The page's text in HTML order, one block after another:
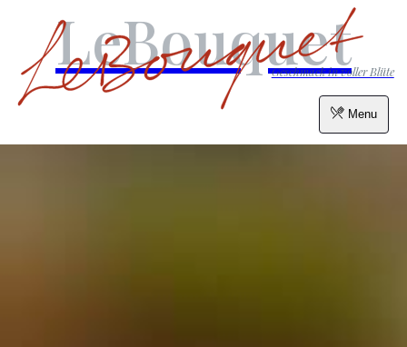
Menu
LeBouquet
Geschmack in voller Blüte